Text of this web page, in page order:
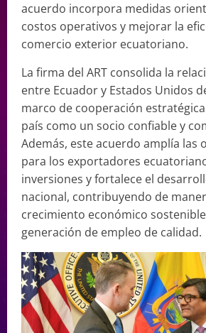
acuerdo incorpora medidas
costos operativos y mejorar la
comercio exterior ecuatoriano.
La firma del ART consolida la
entre Ecuador y Estados Unidos
marco de cooperación
país como un socio confiable y
Además, este acuerdo amplía las
para los exportadores
inversiones y fortalece el
nacional, contribuyendo de
crecimiento económico
generación de empleo de calidad.